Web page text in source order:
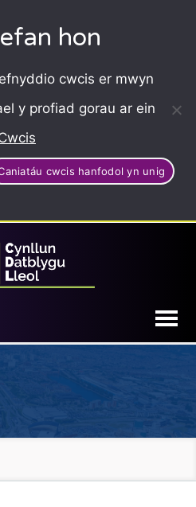
hon
cwcis er mwyn
y profiad gorau ar ein
cwcis hanfodol yn unig